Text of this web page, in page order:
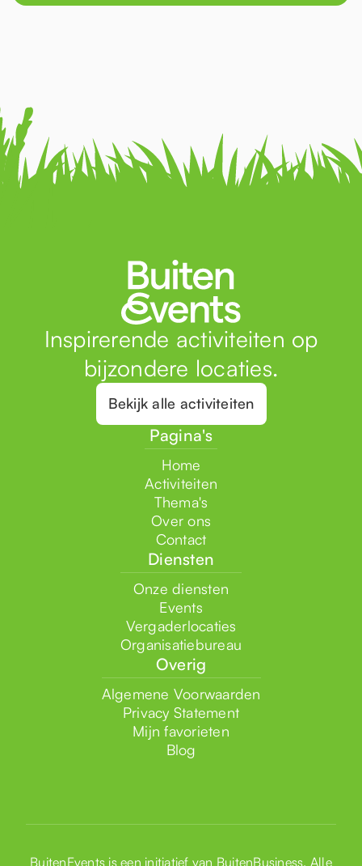
Inspirerende activiteiten op
bijzondere locaties.
Bekijk alle activiteiten
Pagina's
Home
Activiteiten
Thema's
Over ons
Contact
Diensten
Onze diensten
Events
Vergaderlocaties
Organisatiebureau
Overig
Algemene Voorwaarden
Privacy Statement
Mijn favorieten
Blog
BuitenEvents is een initiatief van BuitenBusiness. Alle